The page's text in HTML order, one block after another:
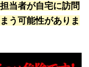
当者が自宅に訪問
う可能性がありま